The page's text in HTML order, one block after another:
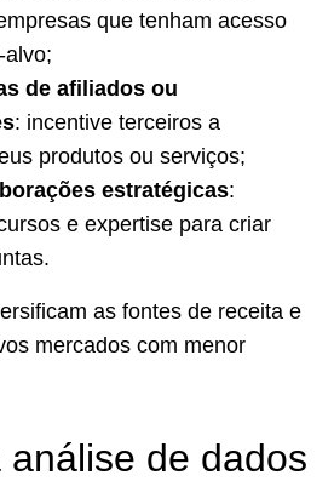
que tenham acesso
alvo;
de afiliados ou
: incentive terceiros a
produtos ou serviços;
estratégicas:
e expertise para criar
as fontes de receita e
mercados com menor
de dados